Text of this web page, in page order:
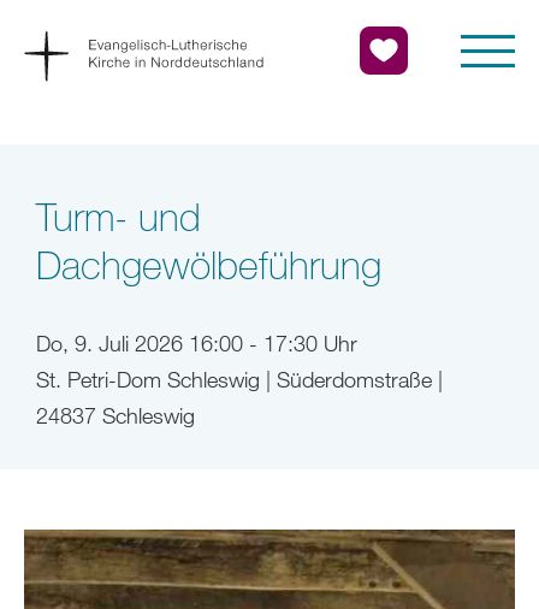
Turm- und
Dachgewölbeführung
Do, 9. Juli 2026 16:00 - 17:30 Uhr
St. Petri-Dom Schleswig | Süderdomstraße |
24837 Schleswig